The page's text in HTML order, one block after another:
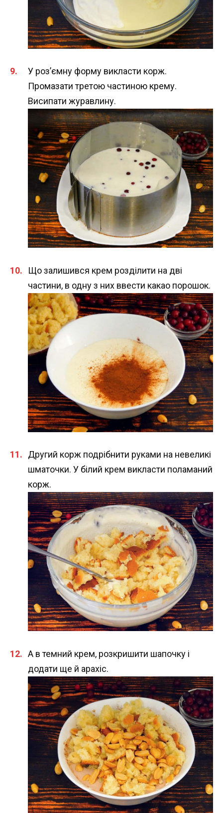
У роз’ємну форму викласти корж.
Промазати третою частиною крему.
Висипати журавлину.
Що залишився крем розділити на дві
частини, в одну з них ввести какао порошок.
Другий корж подрібнити руками на невеликі
шматочки. У білий крем викласти поламаний
корж.
А в темний крем, розкришити шапочку і
додати ще й арахіс.